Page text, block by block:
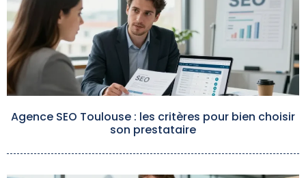
Agence SEO Toulouse : les critères pour bien choisir
son prestataire